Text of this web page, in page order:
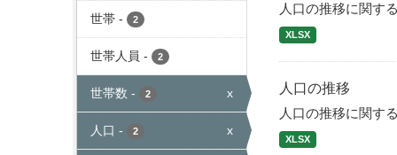
世帯 - 2
世帯人員 - 2
世帯数 - 2 x
人口 - 2 x
人口の推移に関す
XLSX
人口の推移
人口の推移に関す
XLSX